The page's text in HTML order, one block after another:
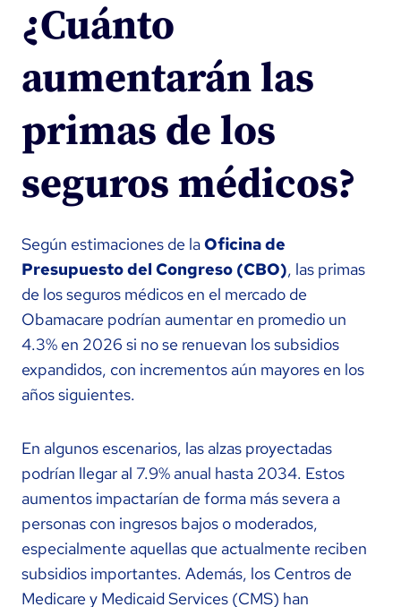
¿Cuánto
aumentarán las
primas de los
seguros médicos?
Según estimaciones de laOficina de
Presupuesto del Congreso (CBO), las primas
de los seguros médicos en el mercado de
Obamacare podrían aumentar en promedio un
4.3% en 2026 si no se renuevan los subsidios
expandidos, con incrementos aún mayores en los
años siguientes.
En algunos escenarios, las alzas proyectadas
podrían llegar al 7.9% anual hasta 2034. Estos
aumentos impactarían de forma más severa a
personas con ingresos bajos o moderados,
especialmente aquellas que actualmente reciben
subsidios importantes. Además, los Centros de
Medicare y Medicaid Services (CMS) han